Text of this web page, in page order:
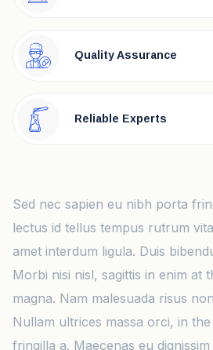
Quality Assurance
Reliable Experts
Sed nec sapien eu nibh porta
lectus id tellus tempus rutrum
amet interdum ligula. Duis
Morbi nisi nisl, sagittis in enim at
magna. Nam malesuada risus
Nullam ultrices massa orci, in the
fringilla a. Maecenas eu